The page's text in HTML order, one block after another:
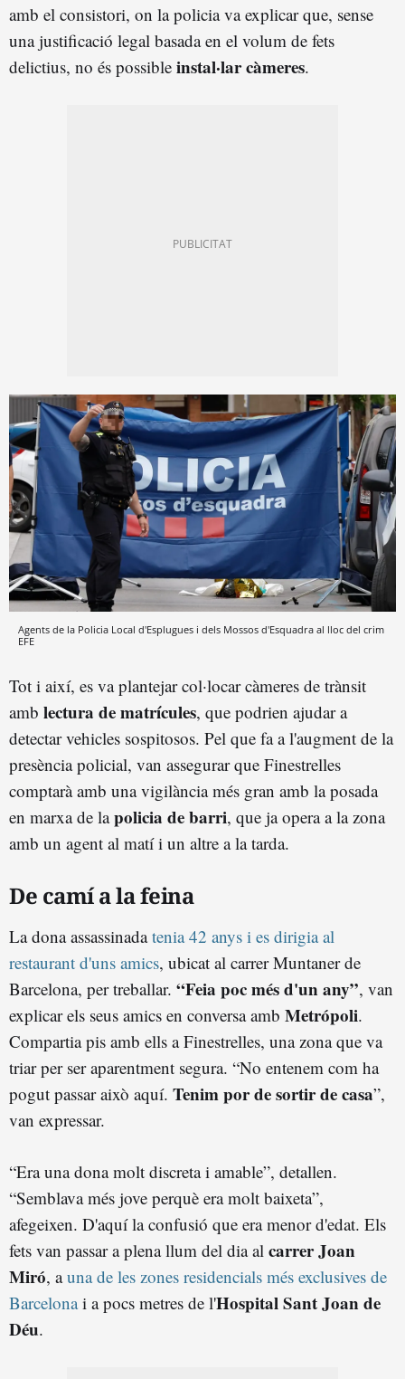
amb el consistori, on la policia va explicar que, sense
una justificació legal basada en el volum de fets
delictius, no és possible instal·lar càmeres.
Agents de la Policia Local d'Esplugues i dels Mossos d'Esquadra al lloc del crim
EFE
Tot i així, es va plantejar col·locar càmeres de trànsit
amb lectura de matrícules, que podrien ajudar a
detectar vehicles sospitosos. Pel que fa a l'augment de la
presència policial, van assegurar que Finestrelles
comptarà amb una vigilància més gran amb la posada
en marxa de lapolicia de barri, que ja opera a la zona
amb un agent al matí i un altre a la tarda.
De camí a la feina
La dona assassinadatenia 42 anys i es dirigia al
restaurant d'uns amics, ubicat al carrer Muntaner de
Barcelona, per treballar. “Feia poc més d'un any”, van
explicar els seus amics en conversa amb Metrópoli.
Compartia pis amb ells a Finestrelles, una zona que va
triar per ser aparentment segura. “No entenem com ha
pogut passar això aquí. Tenim por de sortir de casa”,
van expressar.
“Era una dona molt discreta i amable”, detallen.
“Semblava més jove perquè era molt baixeta”,
afegeixen. D'aquí la confusió que era menor d'edat. Els
fets van passar a plena llum del dia al carrer Joan
Miró, auna de les zones residencials més exclusives de
Barcelonai a pocs metres de l'Hospital Sant Joan de
Déu.